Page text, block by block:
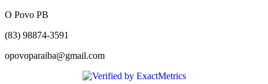
O Povo PB
(83) 98874-3591
opovoparaiba@gmail.com